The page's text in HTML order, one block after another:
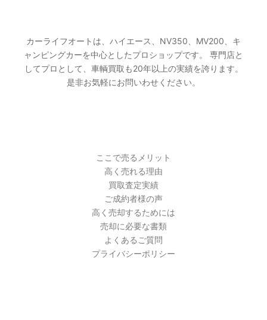
カーライフオートは、ハイエース、NV350、MV200、キ
ャンピングカーを中心としたプロショップです。 専門店と
してプロとして、車輌買取も20年以上の実績を誇ります。
是非お気軽にお問いわせください。
ここで売るメリット
高く売れる理由
買取査定実績
ご成約者様の声
高く売却するためには
売却に必要な書類
よくあるご質問
プライバシーポリシー